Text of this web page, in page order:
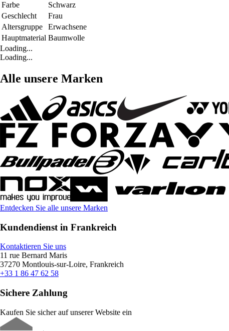
Farbe
Schwarz
Geschlecht
Frau
Altersgruppe
Erwachsene
Hauptmaterial Baumwolle
Loading...
Loading...
Alle unsere Marken
Entdecken Sie alle unsere Marken
Kundendienst in Frankreich
Kontaktieren Sie uns
11 rue Bernard Maris
37270 Montlouis-sur-Loire, Frankreich
+33 1 86 47 62 58
Sichere Zahlung
Kaufen Sie sicher auf unserer Website ein